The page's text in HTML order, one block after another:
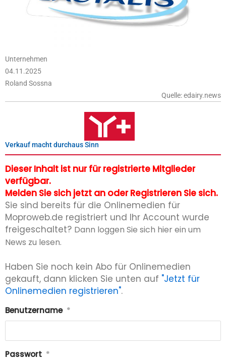
Unternehmen
04.11.2025
Roland Sossna
Quelle: edairy.news
Verkauf macht durchaus Sinn
Dieser Inhalt ist nur für registrierte Mitglieder
verfügbar.
Melden Sie sich jetzt an oder Registrieren Sie sich.
Sie sind bereits für die Onlinemedien für
Moproweb.de registriert und Ihr Account wurde
freigeschaltet? Dann loggen Sie sich hier ein um
News zu lesen.
Haben Sie noch kein Abo für Onlinemedien
gekauft, dann klicken Sie unten auf "Jetzt für
Onlinemedien registrieren".
Benutzername *
Passwort *